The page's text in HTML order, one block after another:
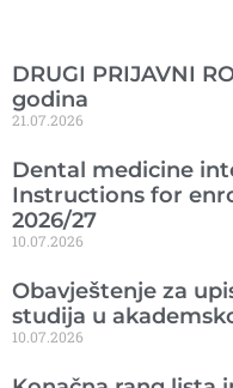
DRUGI PRIJAVNI
godina
21.07.2026
Dental medicine
Instructions for
2026/27
10.07.2026
Obavještenje za
studija u
10.07.2026